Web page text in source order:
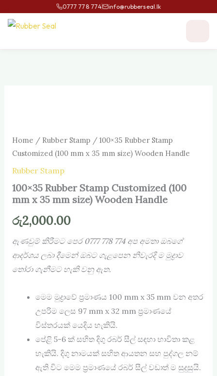
0777 778 774 info@rubberseal.lk
Home / Rubber Stamp / 100×35 Rubber Stamp
Customized (100 mm x 35 mm size) Wooden Handle
Rubber Stamp
100×35 Rubber Stamp Customized (100
mm x 35 mm size) Wooden Handle
රු2,000.00
ඇණවුම් කිරීමට පෙර 0777 778 774අප අමතා ඔබගේ
ආදර්ශය ලබා දීමෙන් ඔබට ගැළපෙන නිවැරදි ම මුද්‍රාව
තෝරා ගැනීමට හැකි වනු ඇත.
මෙම මුද්‍රාවේ ප්‍රමාණය 100 mm x 35 mm වන අතර
උපරිම ලෙස 97 mm x 32 mm ප්‍රමාණයේ
විස්තරයක් යෙදිය හැකියි.
පේළි 5-6 ක් සහිත දිගු රබර් සීල් සඳහා භාවිතා කළ
හැකියි. දිගු නාමයක් සහිත ආයතන සහ පුද්ගල නම්
ඇති විට මෙම ප්‍රමාණයේ රබර් සීල් වඩාත් ම සුදුසුයි.
mm
x
mm
Wooden
Handle